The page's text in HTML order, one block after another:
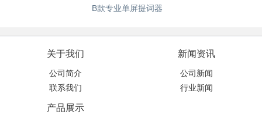
B款专业单屏提词器
关于我们
公司简介
联系我们
新闻资讯
公司新闻
行业新闻
产品展示